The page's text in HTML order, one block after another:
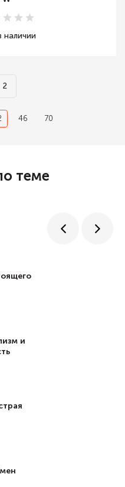
наличии
2
46 70
теме
и